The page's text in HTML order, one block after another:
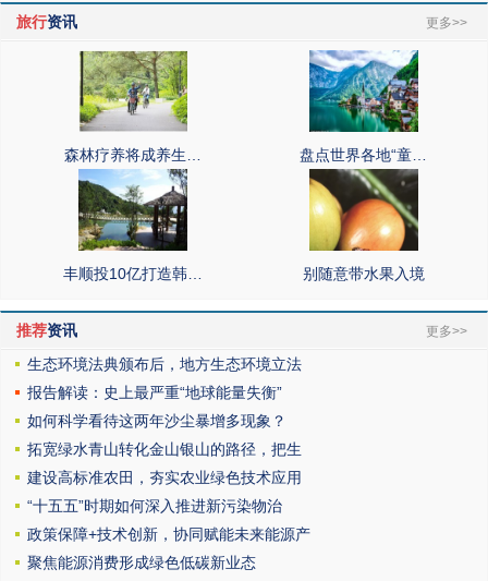
旅行资讯 更多>>
森林疗养将成养生… 盘点世界各地“童…
丰顺投10亿打造韩… 别随意带水果入境
推荐资讯 更多>>
生态环境法典颁布后，地方生态环境立法
报告解读：史上最严重“地球能量失衡”
如何科学看待这两年沙尘暴增多现象？
拓宽绿水青山转化金山银山的路径，把生
建设高标准农田，夯实农业绿色技术应用
“十五五”时期如何深入推进新污染物治
政策保障+技术创新，协同赋能未来能源产
聚焦能源消费形成绿色低碳新业态